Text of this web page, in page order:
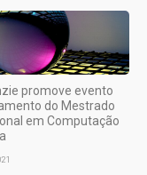
promove evento
do Mestrado
em Computação